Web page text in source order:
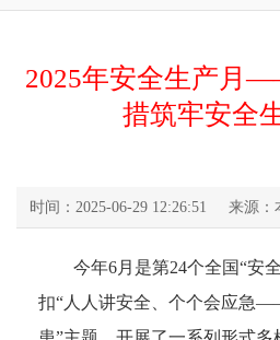
2025年安全生产月
措筑牢安全
时间：2025-06-29 12:26:51 来源：
今年6月是第24个全国“安全
扣“人人讲安全、个个会应急